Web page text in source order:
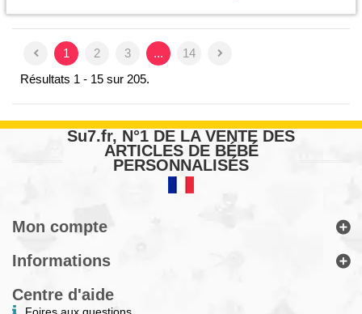
1 2 3 ...
14
Résultats 1 - 15 sur 205.
Su7.fr, N°1 DE LA VENTE DES
ARTICLES DE BÉBÉ
PERSONNALISÉS
Mon compte
Informations
Centre d'aide